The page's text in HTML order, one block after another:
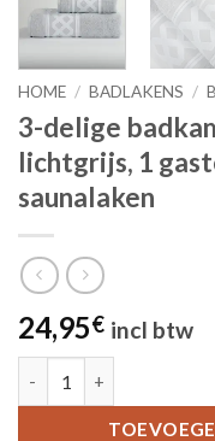
HOME / BADLAKENS /
3-delige
lichtgrijs, 1
saunalaken
24,95€ incl btw